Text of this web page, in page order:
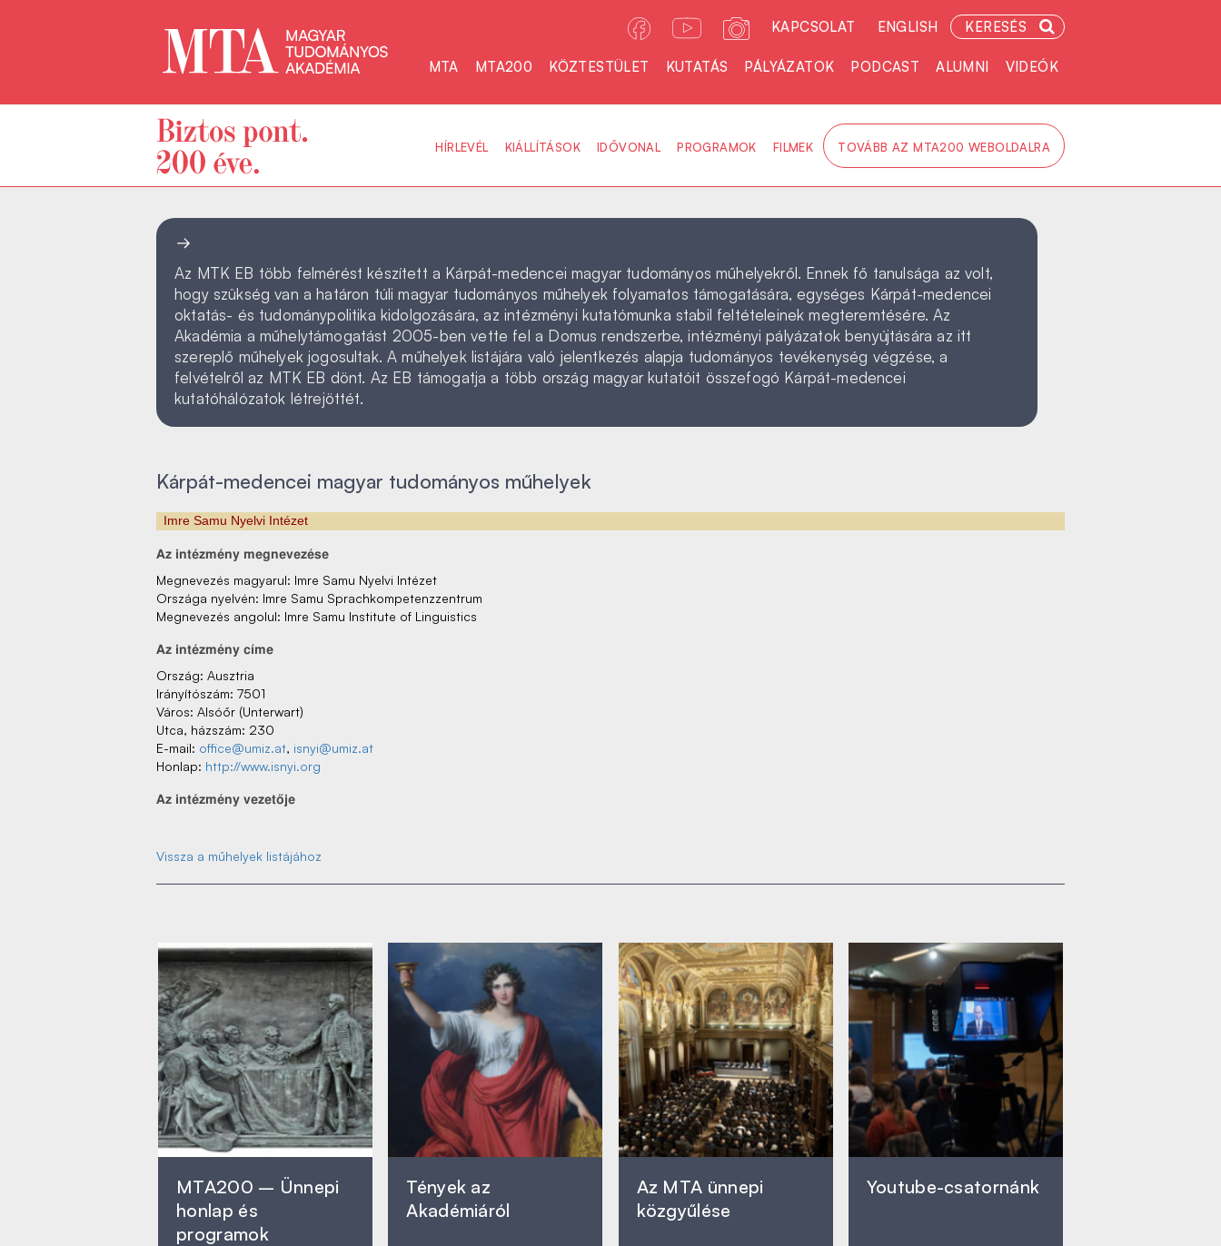
KAPCSOLAT ENGLISH KERESÉS
MTA MTA200 KÖZTESTÜLET KUTATÁS PÁLYÁZATOK PODCAST ALUMNI VIDEÓK
HÍRLEVÉL KIÁLLÍTÁSOK IDŐVONAL PROGRAMOK FILMEK TOVÁBB AZ MTA200 WEBOLDALRA
Az MTK EB több felmérést készített a Kárpát-medencei magyar tudományos műhelyekről. Ennek fő tanulsága az volt,
hogy szükség van a határon túli magyar tudományos műhelyek folyamatos támogatására, egységes Kárpát-medencei
oktatás- és tudománypolitika kidolgozására, az intézményi kutatómunka stabil feltételeinek megteremtésére. Az
Akadémia a műhelytámogatást 2005-ben vette fel a Domus rendszerbe, intézményi pályázatok benyújtására az itt
szereplő műhelyek jogosultak. A műhelyek listájára való jelentkezés alapja tudományos tevékenység végzése, a
felvételről az MTK EB dönt. Az EB támogatja a több ország magyar kutatóit összefogó Kárpát-medencei
kutatóhálózatok létrejöttét.
Kárpát-medencei magyar tudományos műhelyek
Imre Samu Nyelvi Intézet
Az‌ intézmény‌ megnevezése
Megnevezés‌ magyarul: Imre Samu Nyelvi Intézet
Országa nyelvén: Imre Samu Sprachkompetenzzentrum
Megnevezés‌ angolul: Imre Samu Institute of Linguistics
Az‌ intézmény‌ címe
Ország: Ausztria
Irányítószám: 7501
Város: Alsóőr (Unterwart)
Utca, házszám: 230
E-mail: office@umiz.at, isnyi@umiz.at
Honlap: http://www.isnyi.org
Az‌ intézmény‌ vezetője
Vissza a műhelyek listájához
MTA200 – Ünnepi
honlap és
programok
Tények az
Akadémiáról
Az MTA ünnepi
közgyűlése
Youtube-csatornánk